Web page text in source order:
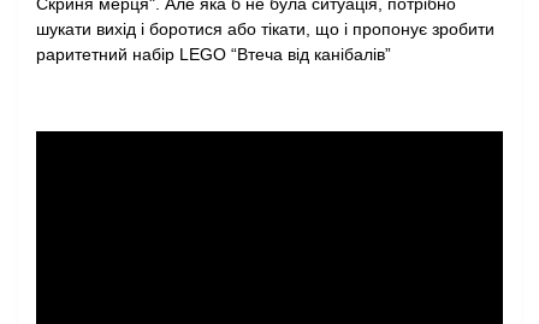
Скриня мерця". Але яка б не була ситуація, потрібно
шукати вихід і боротися або тікати, що і пропонує зробити
раритетний набір LEGO “Втеча від канібалів”